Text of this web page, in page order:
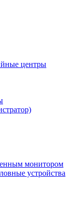
центры
монитором
устройства